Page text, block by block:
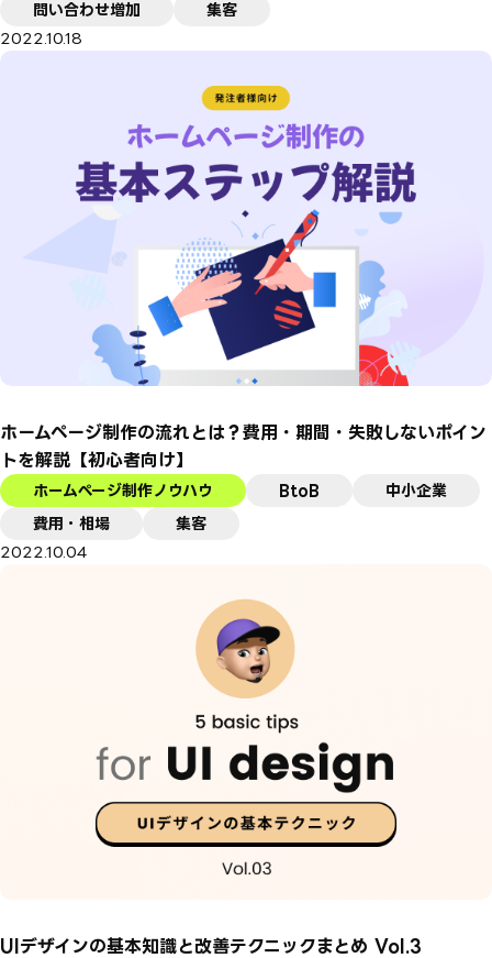
問い合わせ増加
集客
2022.10.18
ホームページ制作の流れとは？費用・期間・失敗しないポイン
トを解説【初心者向け】
ホームページ制作ノウハウ BtoB
中小企業
費用・相場
集客
2022.10.04
UIデザインの基本知識と改善テクニックまとめ Vol.3